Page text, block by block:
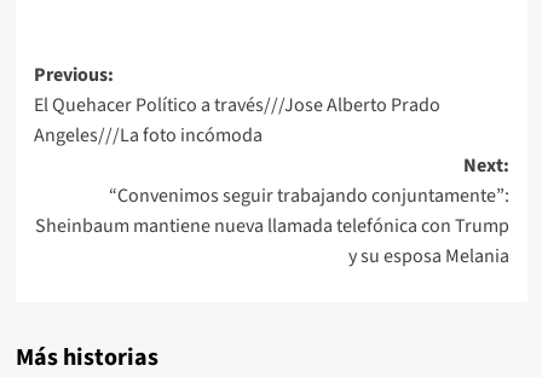
Post
navigation
Previous:
El Quehacer Político a través///Jose Alberto Prado
Angeles///La foto incómoda
Next:
“Convenimos seguir trabajando conjuntamente”:
Sheinbaum mantiene nueva llamada telefónica con Trump
y su esposa Melania
Más historias